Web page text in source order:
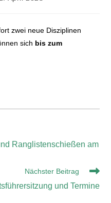
zwei neue Disziplinen
sich bis zum
Ranglistenschießen am
Nächster Beitrag
und Termine